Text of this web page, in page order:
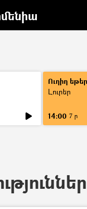
Ուղիղ եթեր
Լուրեր
14:00 7 ր